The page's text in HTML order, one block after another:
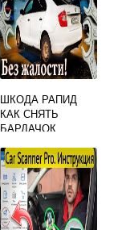
ШКОДА РАПИД
КАК СНЯТЬ
БАРДАЧОК